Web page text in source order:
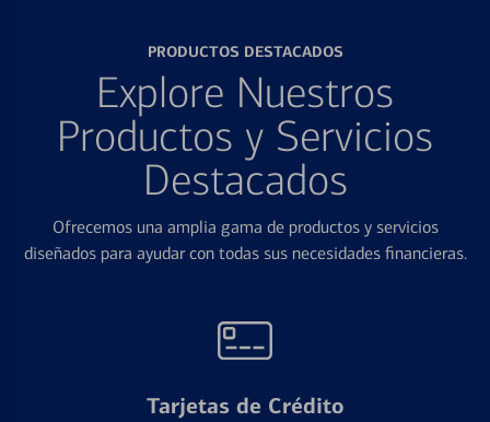
PRODUCTOS DESTACADOS
Explore Nuestros
Productos y Servicios
Destacados
Ofrecemos una amplia gama de productos y servicios
diseñados para ayudar con todas sus necesidades financieras.
Tarjetas de Crédito